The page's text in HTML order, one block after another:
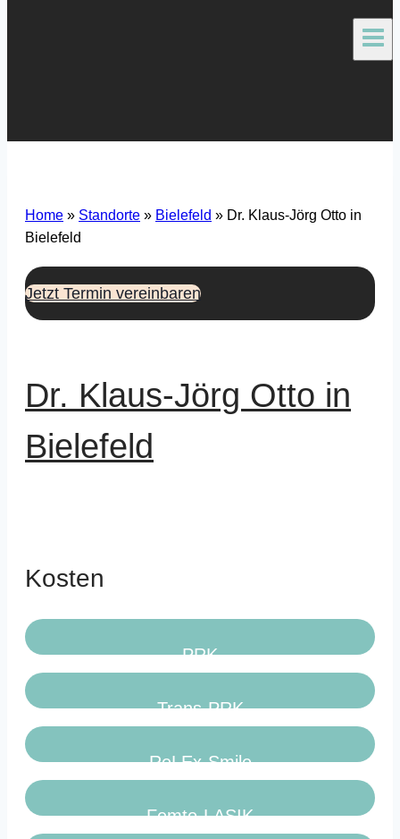
Home » Standorte » Bielefeld » Dr. Klaus-Jörg Otto in
Bielefeld
Jetzt Termin vereinbaren
Dr. Klaus-Jörg Otto in
Bielefeld
Kosten
PRK
Trans-PRK
ReLEx-Smile
Femto-LASIK